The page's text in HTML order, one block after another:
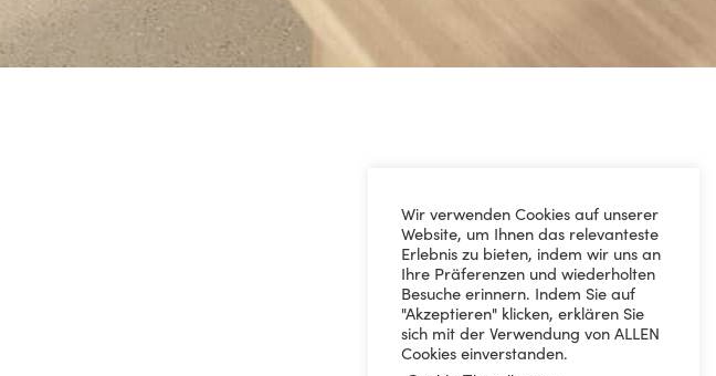
Wir verwenden Cookies auf unserer
Website, um Ihnen das relevanteste
Erlebnis zu bieten, indem wir uns an
Ihre Präferenzen und wiederholten
Besuche erinnern. Indem Sie auf
"Akzeptieren" klicken, erklären Sie
sich mit der Verwendung von ALLEN
Cookies einverstanden.